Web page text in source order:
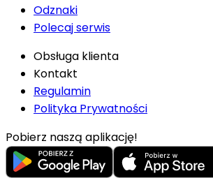
Odznaki
Polecaj serwis
Obsługa klienta
Kontakt
Regulamin
Polityka Prywatności
Pobierz naszą aplikację!